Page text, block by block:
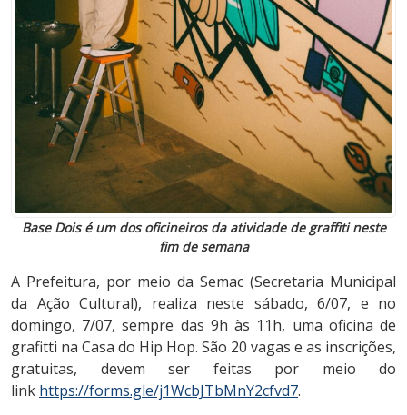
Base Dois é um dos oficineiros da atividade de graffiti neste
fim de semana
A Prefeitura, por meio da Semac (Secretaria Municipal
da Ação Cultural), realiza neste sábado, 6/07, e no
domingo, 7/07, sempre das 9h às 11h, uma oficina de
grafitti na Casa do Hip Hop. São 20 vagas e as inscrições,
gratuitas, devem ser feitas por meio do
link https://forms.gle/j1WcbJTbMnY2cfvd7.